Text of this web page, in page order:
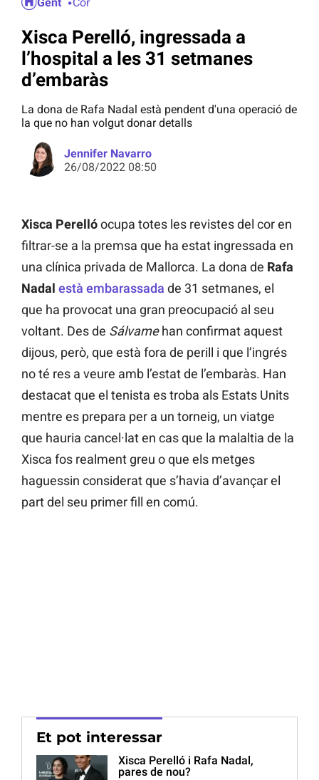
Xisca Perelló, ingressada a
l’hospital a les 31 setmanes
d’embaràs
La dona de Rafa Nadal està pendent d'una operació de
la que no han volgut donar detalls
Jennifer Navarro
26/08/2022 08:50
Xisca Perellóocupa totes les revistes del cor en
filtrar-se a la premsa que ha estat ingressada en
una clínica privada de Mallorca. La dona de Rafa
Nadal està embarassada de 31 setmanes, el
que ha provocat una gran preocupació al seu
voltant. Des de Sálvamehan confirmat aquest
dijous, però, que està fora de perill i que l’ingrés
no té res a veure amb l’estat de l’embaràs. Han
destacat que el tenista es troba als Estats Units
mentre es prepara per a un torneig, un viatge
que hauria cancel·lat en cas que la malaltia de la
Xisca fos realment greu o que els metges
haguessin considerat que s’havia d’avançar el
part del seu primer fill en comú.
Et pot interessar
Xisca Perelló i Rafa Nadal,
pares de nou?